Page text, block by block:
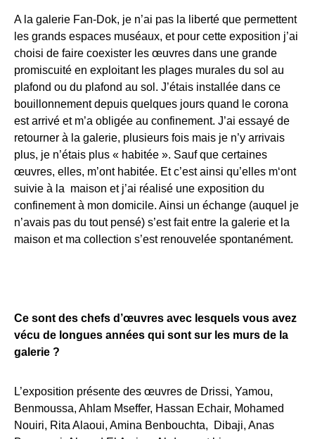
A la galerie Fan-Dok, je n’ai pas la liberté que permettent
les grands espaces muséaux, et pour cette exposition j’ai
choisi de faire coexister les œuvres dans une grande
promiscuité en exploitant les plages murales du sol au
plafond ou du plafond au sol. J’étais installée dans ce
bouillonnement depuis quelques jours quand le corona
est arrivé et m’a obligée au confinement. J’ai essayé de
retourner à la galerie, plusieurs fois mais je n’y arrivais
plus, je n’étais plus « habitée ». Sauf que certaines
œuvres, elles, m’ont habitée. Et c’est ainsi qu’elles m‘ont
suivie à la maison et j’ai réalisé une exposition du
confinement à mon domicile. Ainsi un échange (auquel je
n’avais pas du tout pensé) s’est fait entre la galerie et la
maison et ma collection s’est renouvelée spontanément.
Ce sont des chefs d’œuvres avec lesquels vous avez
vécu de longues années qui sont sur les murs de la
galerie ?
L’exposition présente des œuvres de Drissi, Yamou,
Benmoussa, Ahlam Mseffer, Hassan Echair, Mohamed
Nouiri, Rita Alaoui, Amina Benbouchta, Dibaji, Anas